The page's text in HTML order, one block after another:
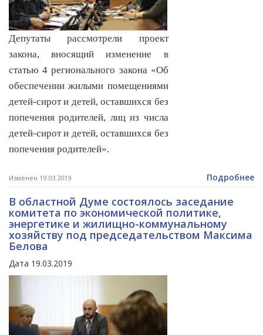
Депутаты рассмотрели проект
закона, вносящий изменение в
статью 4 регионального закона «Об
обеспечении жилыми помещениями
детей-сирот и детей, оставшихся без
попечения родителей, лиц из числа
детей-сирот и детей, оставшихся без
попечения родителей».
Изменен 19.03.2019 Подробнее
В областной Думе состоялось заседание
комитета по экономической политике,
энергетике и жилищно-коммунальному
хозяйству под председательством Максима
Белова
Дата 19.03.2019